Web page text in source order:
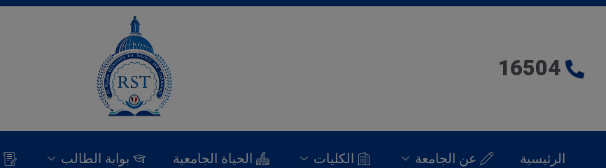
16504
الرئيسية عن الجامعة الكليات الحياة الجامعية بوابة الطالب